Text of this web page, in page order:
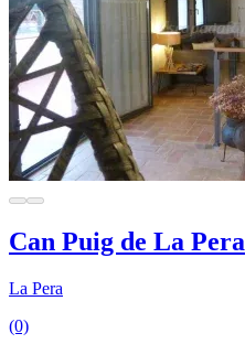
Can Puig de La Pera
La Pera
(0)